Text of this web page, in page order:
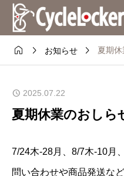
  お知らせ  夏期
2025.07.22
夏期休業のおしら
7/24木-28月、8/7木-10月
問い合わせや商品発送な